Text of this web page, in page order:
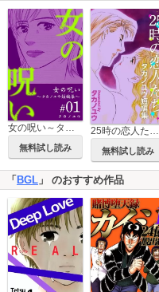
無料試し読み
25時の恋人たち～タカノユウ 短編集～
無料試し読み
「 BGL 」 のおすすめ作品